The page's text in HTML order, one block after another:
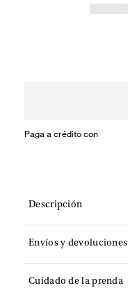
Paga a crédito con
Descripción
Envíos y devoluciones
Cuidado de la prenda